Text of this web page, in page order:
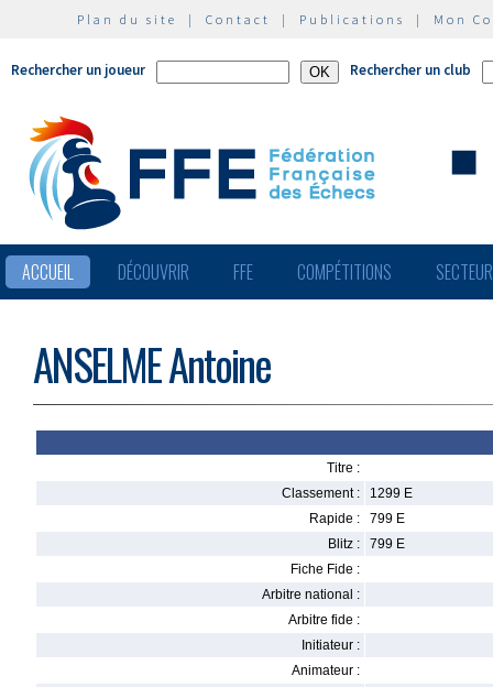
Plan du site | Contact | Publications | Mon
Rechercher un joueur Rechercher un club
ACCUEIL DÉCOUVRIR FFE COMPÉTITIONS
ANSELME Antoine
Titre :
Classement :
1299 E
Rapide :
799 E
Blitz :
799 E
Fiche Fide :
Arbitre national :
Arbitre fide :
Initiateur :
Animateur :